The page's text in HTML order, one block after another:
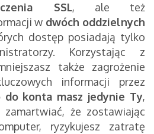
SSL, ale też
w dwóch oddzielnych
dostęp posiadają tylko
Korzystając z
także zagrożenie
informacji przez
do konta masz jedynie Ty,
że zostawiając
ryzykujesz zatratę